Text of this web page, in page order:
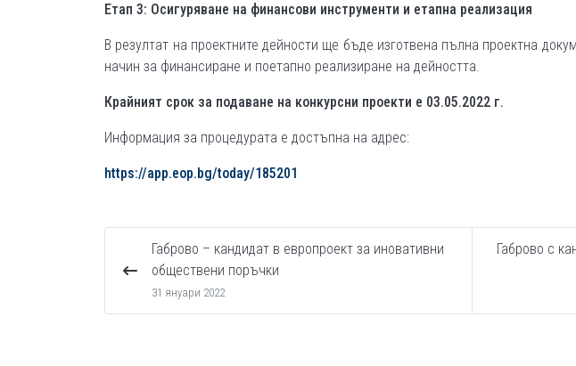
Етап 3: Осигуряване на финансови инструменти и етапна реализация
В резултат на проектните дейности ще бъде изготвена пълна проектна
начин за финансиране и поетапно реализиране на дейността.
Крайният срок за подаване на конкурсни проекти е 03.05.2022 г.
Информация за процедурата е достъпна на адрес:
https://app.eop.bg/today/185201
Габрово – кандидат в европроект за иновативни
обществени поръчки
31 януари 2022
Габрово с